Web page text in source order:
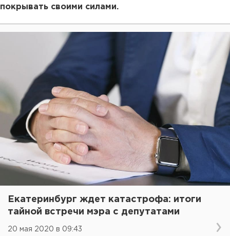
покрывать своими силами.
Екатеринбург ждет катастрофа: итоги
тайной встречи мэра с депутатами
20 мая 2020 в 09:43